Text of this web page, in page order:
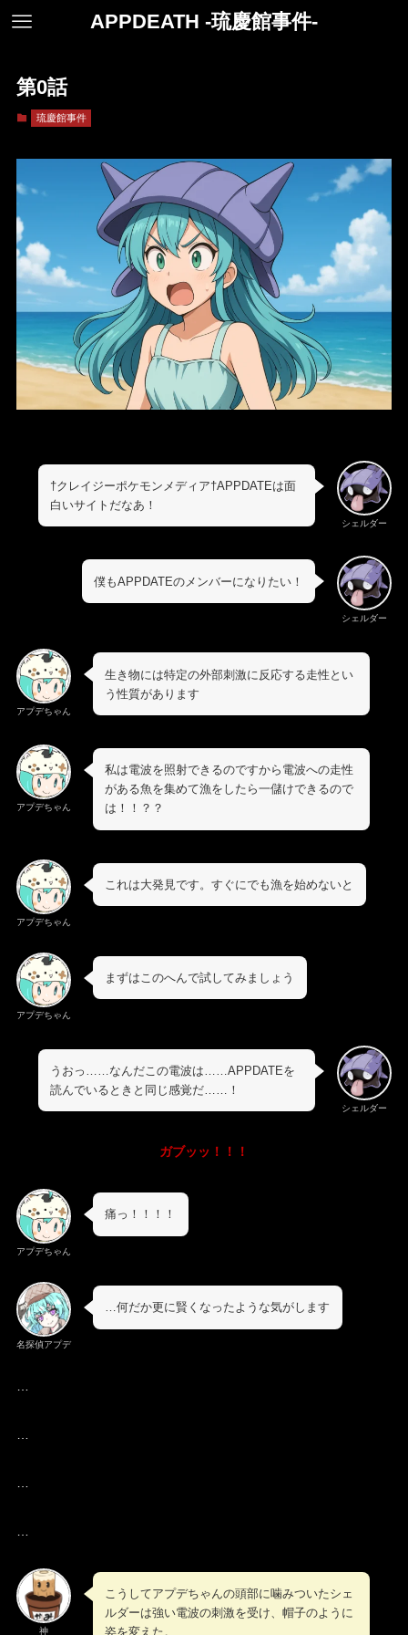
APPDEATH -琉慶館事件-
第0話
琉慶館事件
シェルダー
†クレイジーポケモンメディア†APPDATEは面
白いサイトだなあ！
シェルダー
僕もAPPDATEのメンバーになりたい！
アプデちゃん
生き物には特定の外部刺激に反応する走性とい
う性質があります
アプデちゃん
私は電波を照射できるのですから電波への走性
がある魚を集めて漁をしたら一儲けできるので
は！！？？
アプデちゃん
これは大発見です。すぐにでも漁を始めないと
アプデちゃん
まずはこのへんで試してみましょう
シェルダー
うおっ……なんだこの電波は……APPDATEを
読んでいるときと同じ感覚だ……！
ガブッッ！！！
アプデちゃん
痛っ！！！！
名探偵アプデ
…何だか更に賢くなったような気がします
神
こうしてアプデちゃんの頭部に噛みついたシェ
ルダーは強い電波の刺激を受け、帽子のように
姿を変えた。